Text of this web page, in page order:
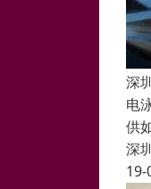
深
电
供
深
19-